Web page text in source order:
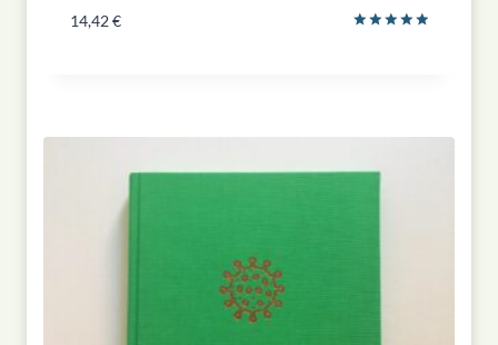
14,42€